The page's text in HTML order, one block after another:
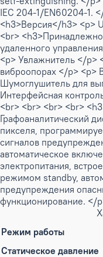
IEC 204-1/EN60204-1.
<h3>Версия</h3> <p>
<br>
удаленного
<p> Увлажнитель </p>
виброопорах </p> <p>
Шумоглушитель для
Интерфейсная
<br> <br> <br> <br>
Графоаналитический
пикселя,
сигналов
автоматическое
электропитания,
режимом standby,
предупреждения
функционирование. </
Режим работы
Статическое давление